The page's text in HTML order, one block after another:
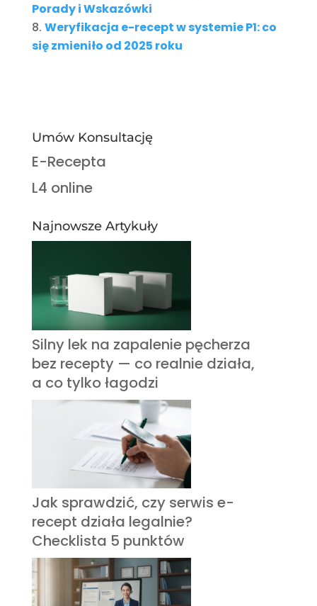
Porady i Wskazówki
Weryfikacja e-recept w systemie P1: co
się zmieniło od 2025 roku
Umów Konsultację
E-Recepta
L4 online
Najnowsze Artykuły
Silny lek na zapalenie pęcherza
bez recepty — co realnie działa,
a co tylko łagodzi
Jak sprawdzić, czy serwis e-
recept działa legalnie?
Checklista 5 punktów